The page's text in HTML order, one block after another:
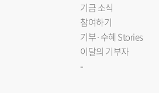
기금 소식
참여하기
기부·수혜 Stories
이달의 기부자
-